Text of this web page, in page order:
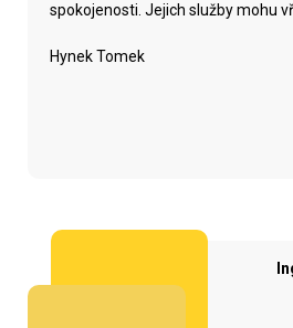
spokojenosti. Jejich služby mohu
Hynek Tomek